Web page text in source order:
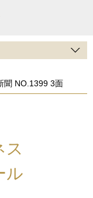
聞 NO.1399 3面
ス
ル